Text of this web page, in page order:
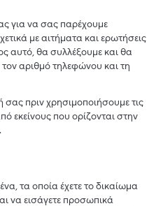
για να σας παρέχουμε
με αιτήματα και ερωτήσεις
αυτό, θα συλλέξουμε και θα
αριθμό τηλεφώνου και τη
πριν χρησιμοποιήσουμε τις
εκείνους που ορίζονται στην
τα οποία έχετε το δικαίωμα
να εισάγετε προσωπικά